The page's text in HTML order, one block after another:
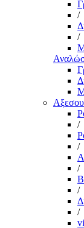
/
/
/
/
/
/
/